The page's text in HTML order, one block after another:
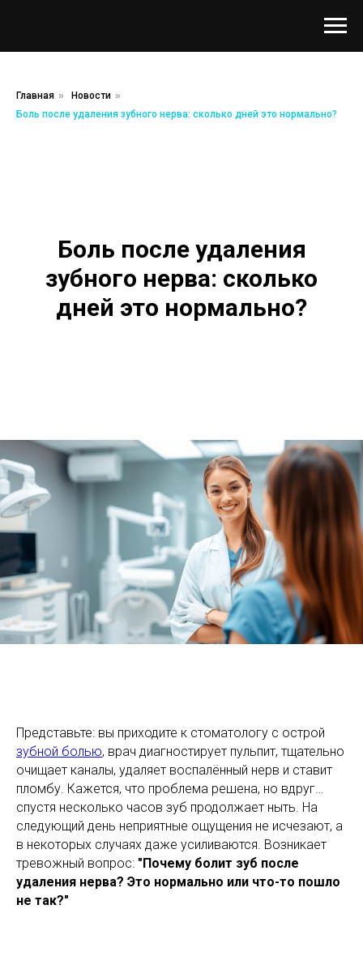
Главная » Новости »
Боль после удаления зубного нерва: сколько дней это нормально?
Боль после удаления
зубного нерва: сколько
дней это нормально?
Представьте: вы приходите к стоматологу с острой
зубной болью, врач диагностирует пульпит, тщательно
очищает каналы, удаляет воспалённый нерв и ставит
пломбу. Кажется, что проблема решена, но вдруг…
спустя несколько часов зуб продолжает ныть. На
следующий день неприятные ощущения не исчезают, а
в некоторых случаях даже усиливаются. Возникает
тревожный вопрос: "Почему болит зуб после
удаления нерва? Это нормально или что-то пошло
не так?"